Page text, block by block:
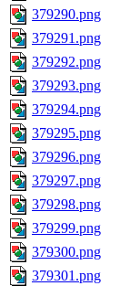
379290.png
379291.png
379292.png
379293.png
379294.png
379295.png
379296.png
379297.png
379298.png
379299.png
379300.png
379301.png